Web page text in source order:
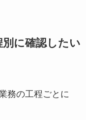
に確認したい
務の工程ごとに